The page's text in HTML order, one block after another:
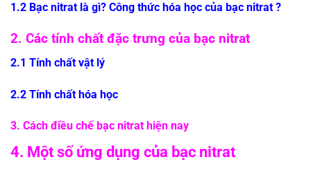
1.2 Bạc nitrat là gì? Công thức hóa học của bạc nitrat ?
2. Các tính chất đặc trưng của bạc nitrat
2.1 Tính chất vật lý
2.2 Tính chất hóa học
3. Cách điều chế bạc nitrat hiện nay
4. Một số ứng dụng của bạc nitrat